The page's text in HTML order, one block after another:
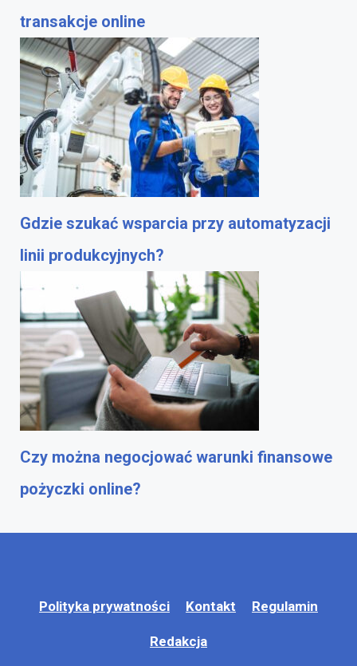
transakcje online
Gdzie szukać wsparcia przy automatyzacji
linii produkcyjnych?
Czy można negocjować warunki finansowe
pożyczki online?
Polityka prywatności Kontakt Regulamin
Redakcja